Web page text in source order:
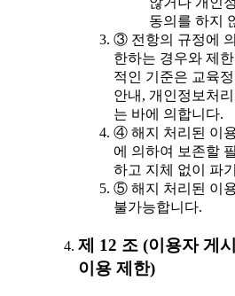
동의를 하지
③ 전항의 규정에
한하는 경우와 제
적인 기준은 교육
안내, 개인정보처
는 바에 의합니다.
④ 해지 처리된 이
에 의하여 보존할
하고 지체 없이 파
⑤ 해지 처리된 이
불가능합니다.
제 12 조 (이용자 게
이용 제한)